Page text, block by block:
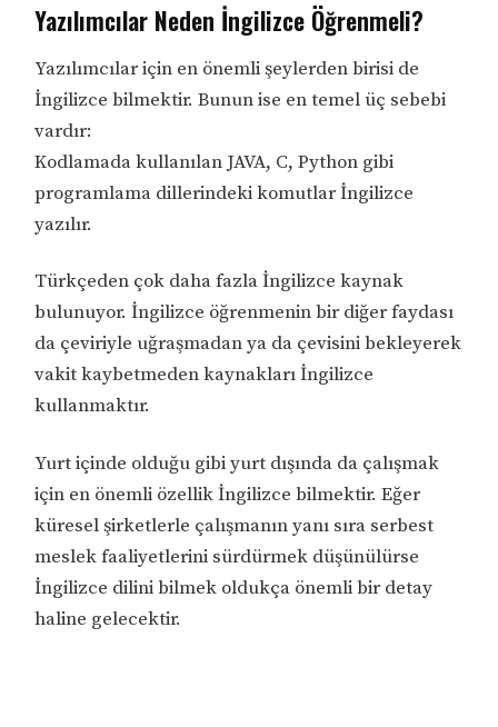
Yazılımcılar Neden İngilizce Öğrenmeli?
Yazılımcılar için en önemli şeylerden birisi de
İngilizce bilmektir. Bunun ise en temel üç sebebi
vardır:
Kodlamada kullanılan JAVA, C, Python gibi
programlama dillerindeki komutlar İngilizce
yazılır.
Türkçeden çok daha fazla İngilizce kaynak
bulunuyor. İngilizce öğrenmenin bir diğer faydası
da çeviriyle uğraşmadan ya da çevisini bekleyerek
vakit kaybetmeden kaynakları İngilizce
kullanmaktır.
Yurt içinde olduğu gibi yurt dışında da çalışmak
için en önemli özellik İngilizce bilmektir. Eğer
küresel şirketlerle çalışmanın yanı sıra serbest
meslek faaliyetlerini sürdürmek düşünülürse
İngilizce dilini bilmek oldukça önemli bir detay
haline gelecektir.